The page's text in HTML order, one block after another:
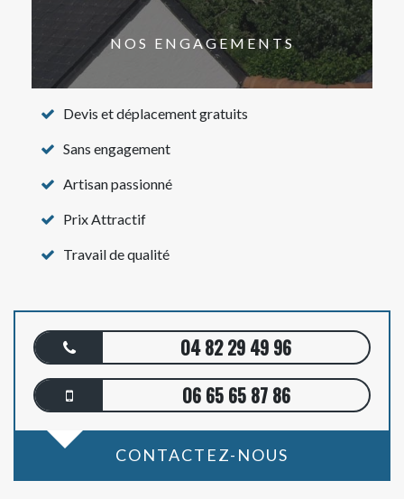
NOS ENGAGEMENTS
Devis et déplacement gratuits
Sans engagement
Artisan passionné
Prix Attractif
Travail de qualité
04 82 29 49 96
06 65 65 87 86
CONTACTEZ-NOUS